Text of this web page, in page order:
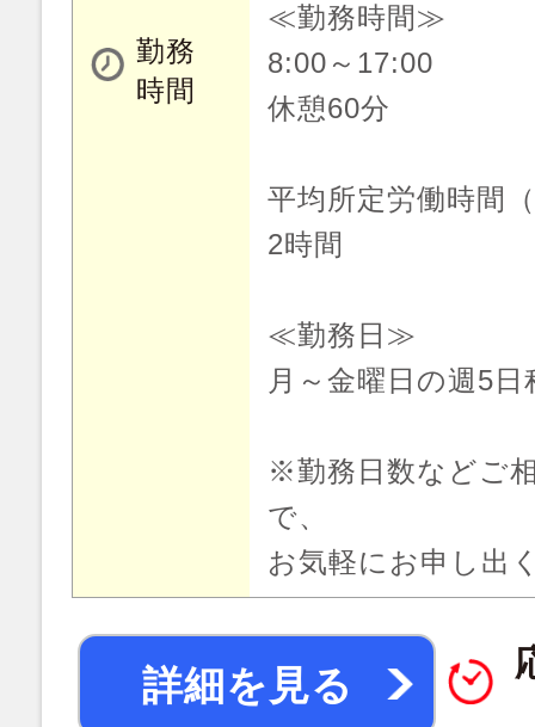
勤務
時間
≪勤務時間≫
8:00～17:00
休憩60分
平均所定労働時間
2時間
≪勤務日≫
月～金曜日の週5日
※勤務日数などご
で、
お気軽にお申し出
詳細を見る